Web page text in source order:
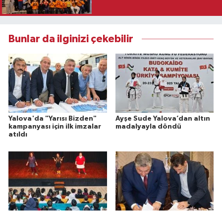
Bunlar da ilginizi çekebilir
Yalova'da "Yarısı Bizden"
kampanyası için ilk imzalar
atıldı
Ayşe Sude Yalova’dan altın
madalyayla döndü